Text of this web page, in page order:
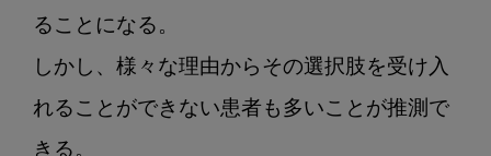
ることになる。
しかし、様々な理由からその選択肢を受け入
れることができない患者も多いことが推測で
きる。